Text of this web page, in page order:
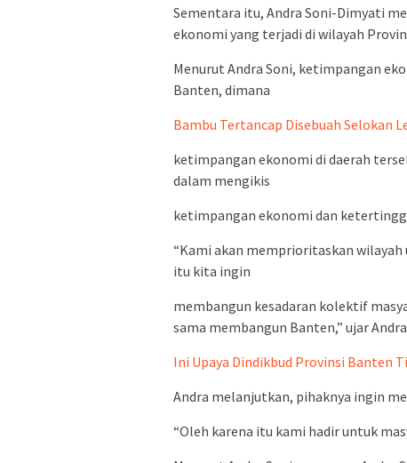
Sementara itu, Andra Soni-Dimyati
ekonomi yang terjadi di wilayah
Menurut Andra Soni, ketimpangan
Banten, dimana
Bambu Tertancap Disebuah Selokan
ketimpangan ekonomi di daerah
dalam mengikis
ketimpangan ekonomi dan
“Kami akan memprioritaskan
itu kita ingin
membangun kesadaran kolektif
sama membangun Banten,” ujar
Ini Upaya Dindikbud Provinsi Banten
Andra melanjutkan, pihaknya ingin
“Oleh karena itu kami hadir untuk